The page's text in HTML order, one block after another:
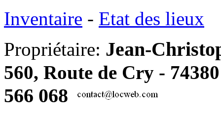
Inventaire - Etat des lieux
Propriétaire: Jean-
560, Route de Cry -
566 068